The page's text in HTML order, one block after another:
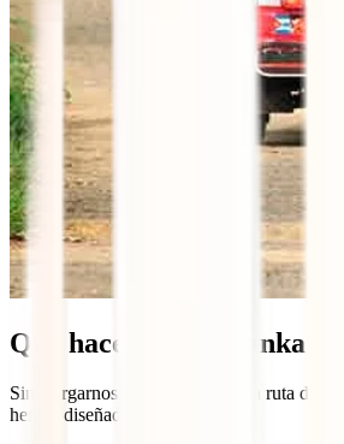
Qué hacer en Sri Lanka en
Sin alargarnos más, aquí tienes la ruta de
hemos diseñado para ti: